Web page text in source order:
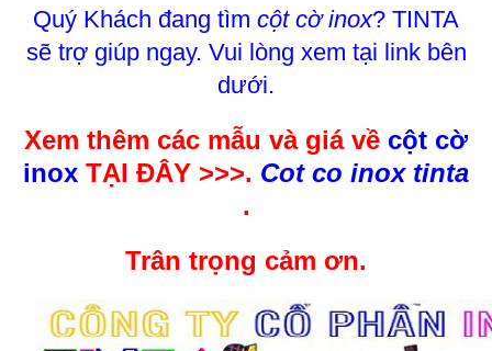
Quý Khách đang tìm cột cờ inox? TINTA
sẽ trợ giúp ngay. Vui lòng xem tại link bên
dưới.
Xem thêm các mẫu và giá về cột cờ
inox TẠI ĐÂY >>>. Cot co inox tinta
.
Trân trọng cảm ơn.